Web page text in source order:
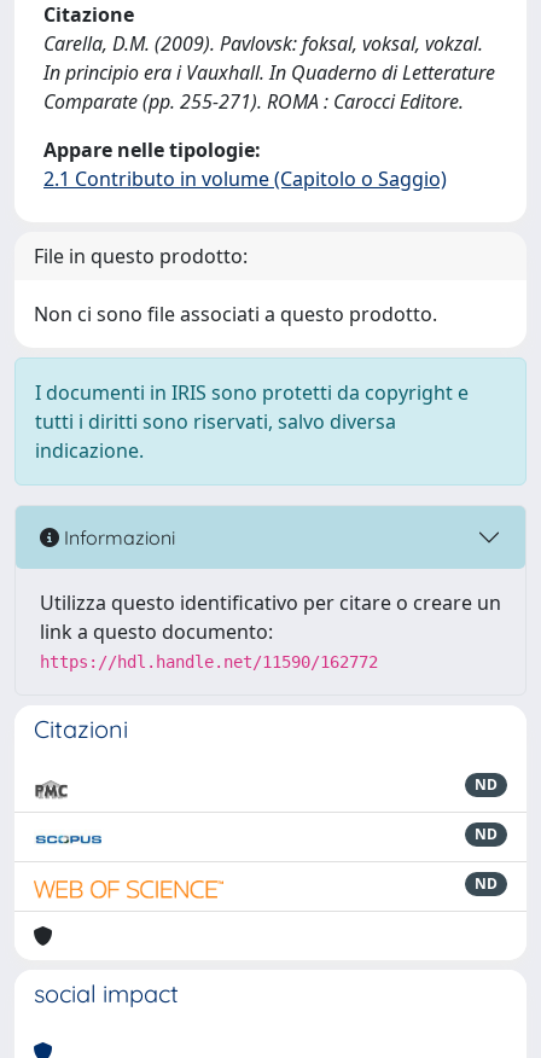
Citazione
Carella, D.M. (2009). Pavlovsk: foksal, voksal, vokzal.
In principio era i Vauxhall. In Quaderno di Letterature
Comparate (pp. 255-271). ROMA : Carocci Editore.
Appare nelle tipologie:
2.1 Contributo in volume (Capitolo o Saggio)
File in questo prodotto:
Non ci sono file associati a questo prodotto.
I documenti in IRIS sono protetti da copyright e
tutti i diritti sono riservati, salvo diversa
indicazione.
Informazioni
Utilizza questo identificativo per citare o creare un
link a questo documento:
https://hdl.handle.net/11590/162772
Citazioni
ND
ND
ND
social impact